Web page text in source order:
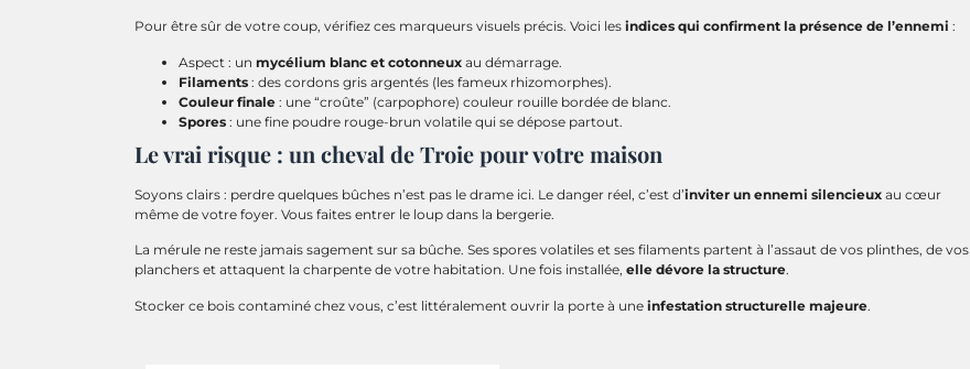
Pour être sûr de votre coup, vérifiez ces marqueurs visuels précis. Voici les indices qui confirment la présence de l’ennemi :
Aspect : un mycélium blanc et cotonneux au démarrage.
Filaments : des cordons gris argentés (les fameux rhizomorphes).
Couleur finale : une “croûte” (carpophore) couleur rouille bordée de blanc.
Spores : une fine poudre rouge-brun volatile qui se dépose partout.
Le vrai risque : un cheval de Troie pour votre maison
Soyons clairs : perdre quelques bûches n’est pas le drame ici. Le danger réel, c’est d’inviter un ennemi silencieux au cœur
même de votre foyer. Vous faites entrer le loup dans la bergerie.
La mérule ne reste jamais sagement sur sa bûche. Ses spores volatiles et ses filaments partent à l’assaut de vos plinthes, de vos
planchers et attaquent la charpente de votre habitation. Une fois installée, elle dévore la structure.
Stocker ce bois contaminé chez vous, c’est littéralement ouvrir la porte à une infestation structurelle majeure.